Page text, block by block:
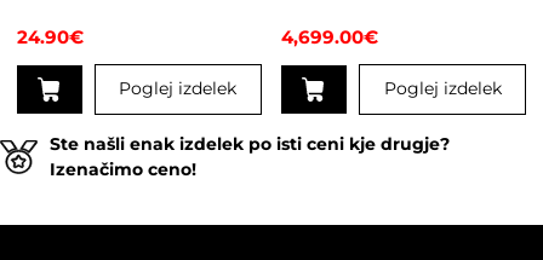
4,699.00€
Poglej izdelek
izdelek
različic.
24.90€
Poglej izdelek
Ste našli enak izdelek po isti ceni kje drugje?
Izenačimo ceno!